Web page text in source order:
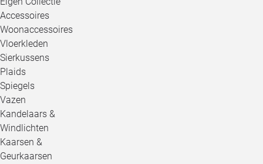
Accessoires
Woonaccessoires
Vloerkleden
Sierkussens
Plaids
Spiegels
Vazen
Kandelaars &
Windlichten
Kaarsen &
Geurkaarsen